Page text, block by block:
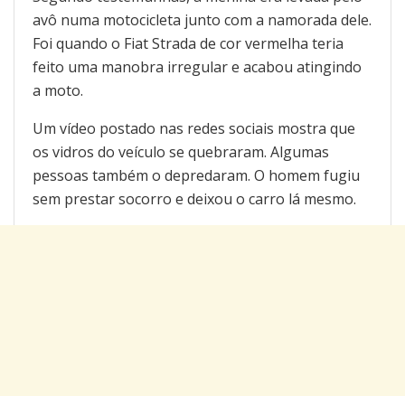
avô numa motocicleta junto com a namorada dele.
Foi quando o Fiat Strada de cor vermelha teria
feito uma manobra irregular e acabou atingindo
a moto.
Um vídeo postado nas redes sociais mostra que
os vidros do veículo se quebraram. Algumas
pessoas também o depredaram. O homem fugiu
sem prestar socorro e deixou o carro lá mesmo.